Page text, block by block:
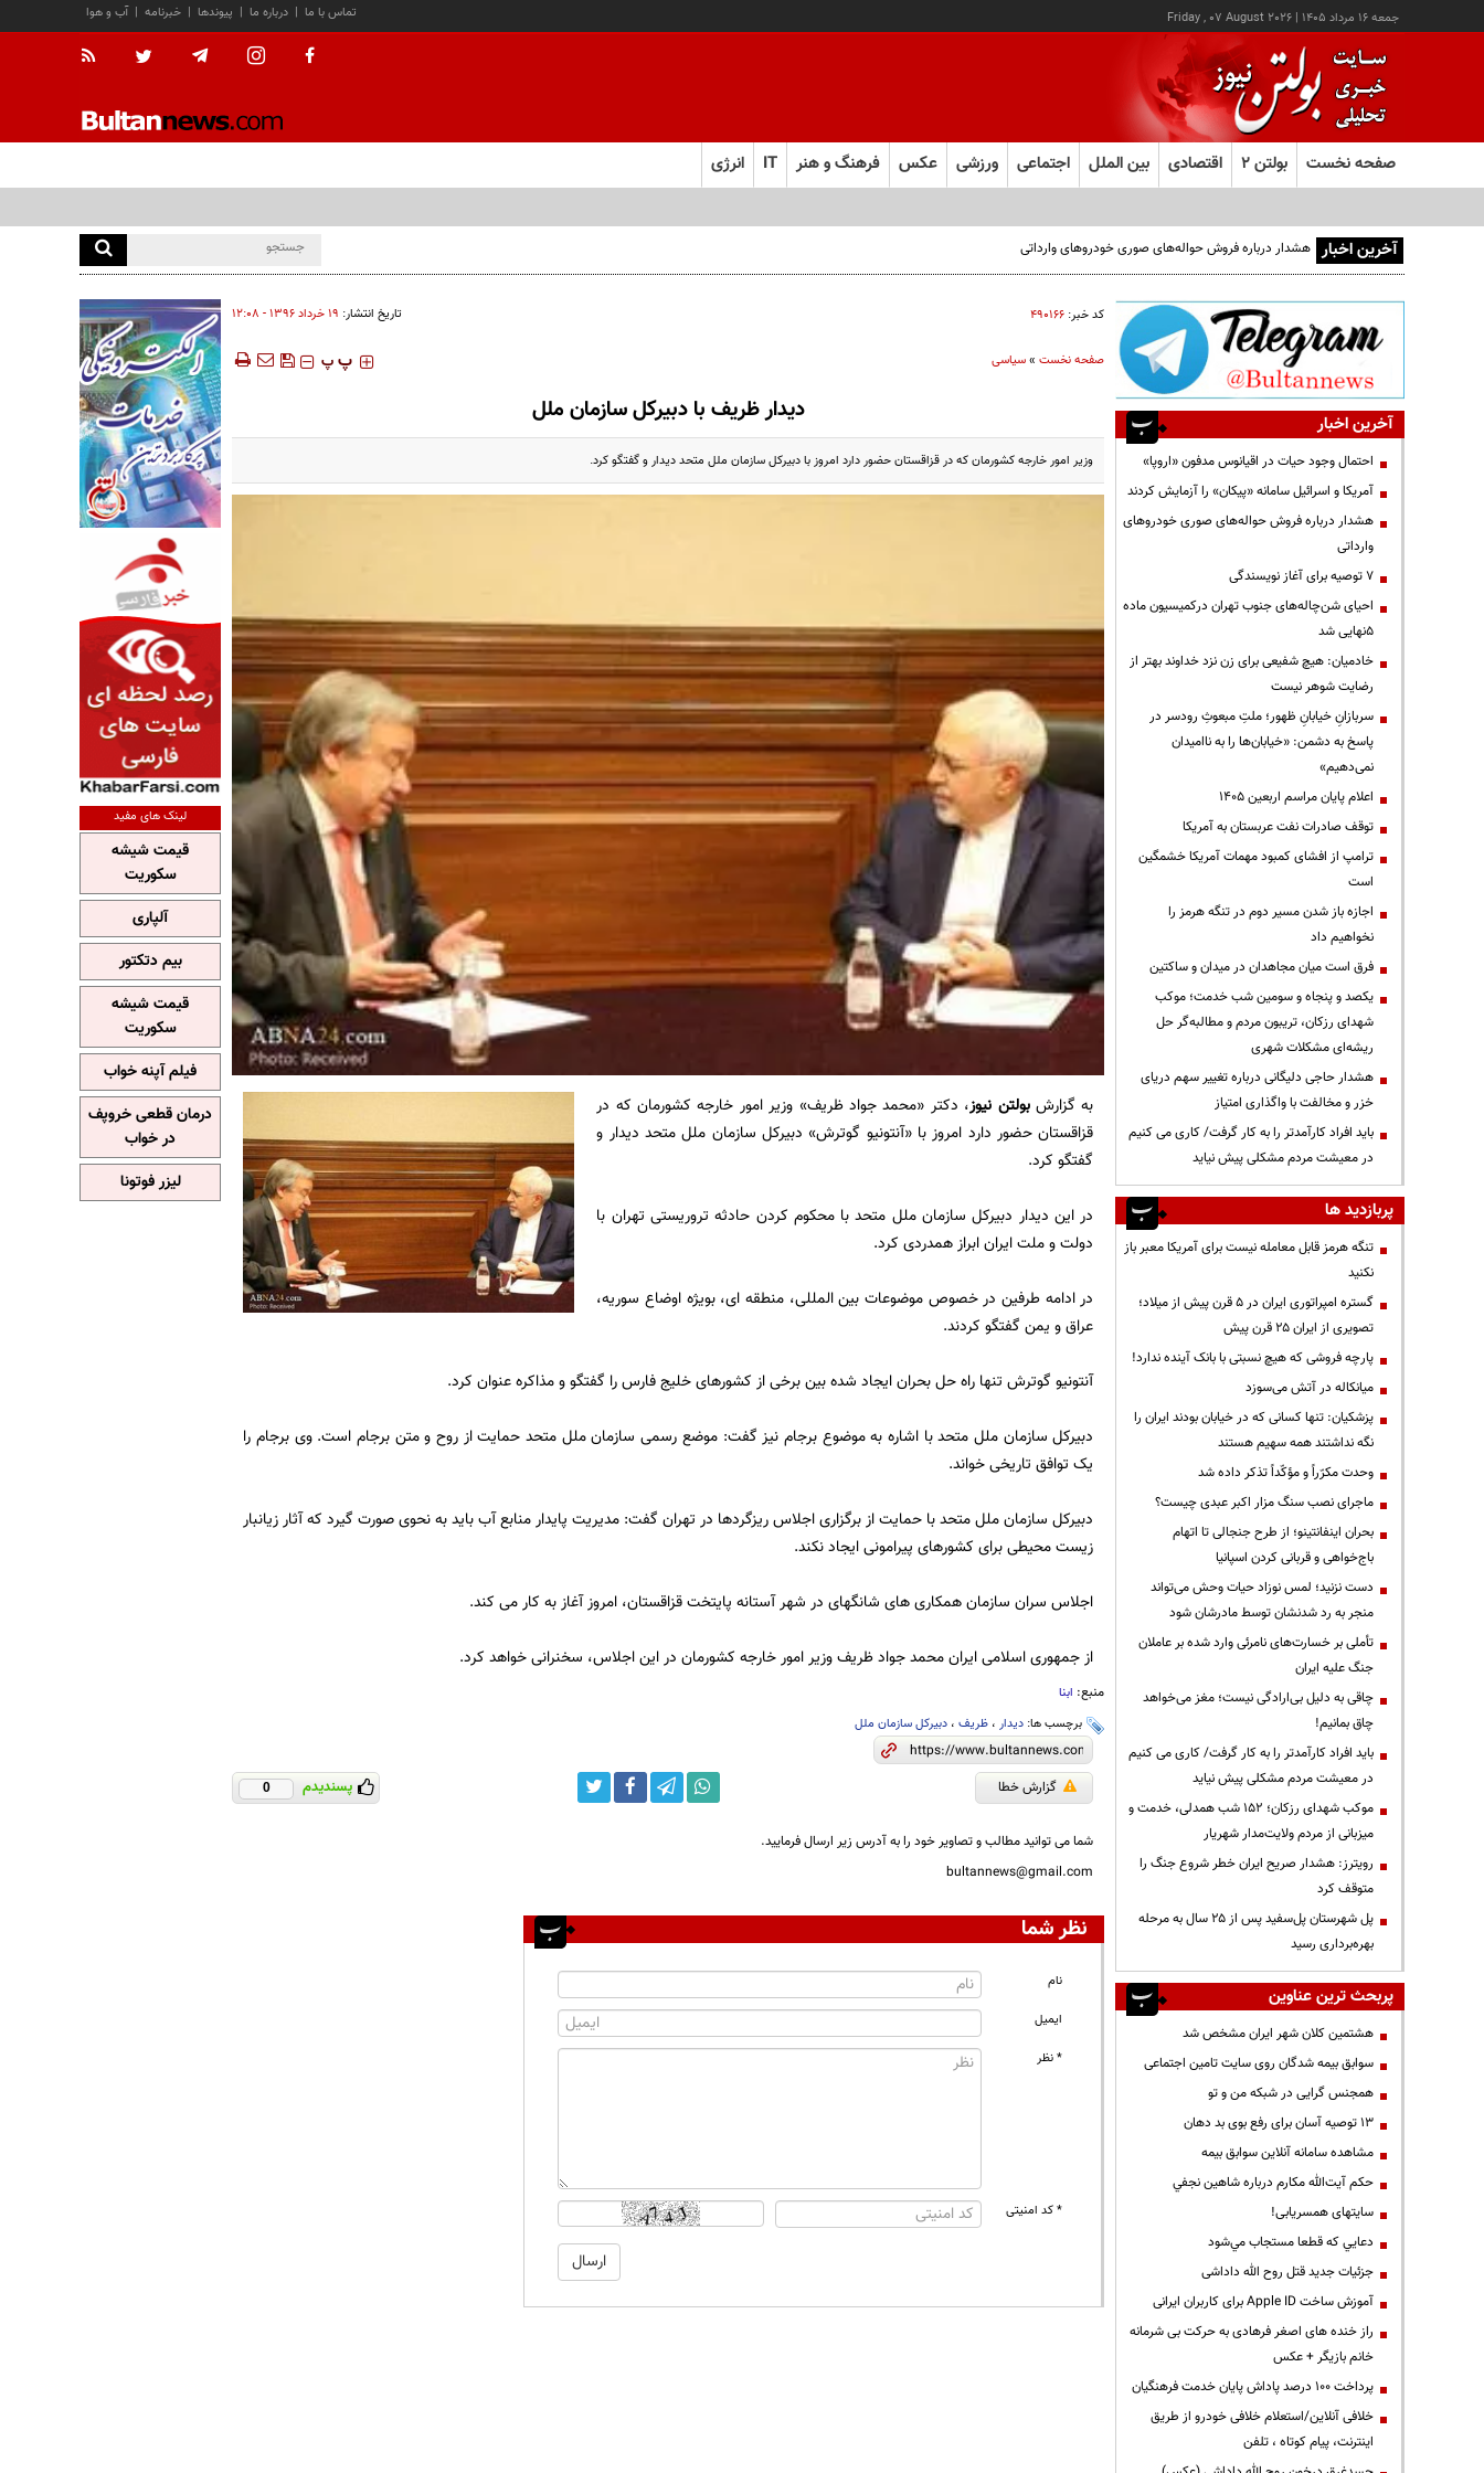
جمعه ۱۶ مرداد ۱۴۰۵ |
Friday , 07 August 2026 آب و هوا | خبرنامه | پیوندها | درباره ما | تماس با ما
صفحه نخست بولتن ۲ اقتصادی بین الملل اجتماعی ورزشی عکس فرهنگ و هنر IT انرژی
آخرین اخبار هشدار درباره فروش حواله‌های صوری خودروهای وارداتی
کد خبر: ۴۹۰۱۶۶ تاریخ انتشار: ۱۹ خرداد ۱۳۹۶ - ۱۲:۰۸
صفحه نخست»سیاسی ‍‍‍ پ پ
دیدار ظریف با دبیرکل سازمان ملل
وزیر امور خارجه کشورمان که در قزاقستان حضور دارد امروز با دبیرکل سازمان ملل متحد دیدار و گفتگو کرد.
به گزارشبولتن نیوز، دکتر «محمد جواد ظریف» وزیر امور خارجه کشورمان که در
قزاقستان حضور دارد امروز با «آنتونیو گوترش» دبیرکل سازمان ملل متحد دیدار و
گفتگو کرد.
در این دیدار دبیرکل سازمان ملل متحد با محکوم کردن حادثه تروریستی تهران با
دولت و ملت ایران ابراز همدردی کرد.
در ادامه طرفین در خصوص موضوعات بین المللی، منطقه ای، بویژه اوضاع سوریه،
عراق و یمن گفتگو کردند.
آنتونیو گوترش تنها راه حل بحران ایجاد شده بین برخی از کشورهای خلیج فارس را گفتگو و مذاکره عنوان کرد.
دبیرکل سازمان ملل متحد با اشاره به موضوع برجام نیز گفت: موضع رسمی سازمان ملل متحد حمایت از روح و متن برجام است. وی برجام را
یک توافق تاریخی خواند.
دبیرکل سازمان ملل متحد با حمایت از برگزاری اجلاس ریزگردها در تهران گفت: مدیریت پایدار منابع آب باید به نحوی صورت گیرد که آثار زیانبار
زیست محیطی برای کشورهای پیرامونی ایجاد نکند.
اجلاس سران سازمان همکاری های شانگهای در شهر آستانه پایتخت قزاقستان، امروز آغاز به کار می کند.
از جمهوری اسلامی ایران محمد جواد ظریف وزیر امور خارجه کشورمان در این اجلاس، سخنرانی خواهد کرد.
منبع: ابنا
برچسب ها: دیدار، ظریف، دبیرکل سازمان ملل
گزارش خطا پسندیدم 0
شما می توانید مطالب و تصاویر خود را به آدرس زیر ارسال فرمایید.
bultannews@gmail.com
نظر شما
نام
ایمیل
* نظر
* کد امنیتی
آخرین اخبار
احتمال وجود حیات در اقیانوس مدفون «اروپا»
آمریکا و اسرائیل سامانه «پیکان» را آزمایش کردند
هشدار درباره فروش حواله‌های صوری خودروهای
وارداتی
۷ توصیه برای آغاز نویسندگی
احیای شن‌چاله‌های جنوب تهران درکمیسیون ماده
۵نهایی شد
خادمیان: هیچ شفیعی برای زن نزد خداوند بهتر از
رضایت شوهر نیست
سربازانِ خیابانِ ظهور؛ ملتِ مبعوثِ رودسر در
پاسخ به دشمن: «خیابان‌ها را به ناامیدان
نمی‌دهیم»
اعلام پایان مراسم اربعین ۱۴۰۵
توقف صادرات نفت عربستان به آمریکا
ترامپ از افشای کمبود مهمات آمریکا خشمگین
است
اجازه باز شدن مسیر دوم در تنگه هرمز را
نخواهیم داد
فرق است میان مجاهدان در میدان و ساکتین
یکصد و پنجاه و سومین شب خدمت؛ موکب
شهدای رزکان، تریبون مردم و مطالبه‌گر حل
ریشه‌ای مشکلات شهری
هشدار حاجی دلیگانی درباره تغییر سهم دریای
خزر و مخالفت با واگذاری امتیاز
باید افراد کارآمدتر را به کار گرفت/ کاری می کنیم
در معیشت مردم مشکلی پیش نیاید
پربازدید ها
تنگه هرمز قابل معامله نیست برای آمریکا معبر باز
نکنید
گستره امپراتوری ایران در ۵ قرن پیش از میلاد؛
تصویری از ایران ۲۵ قرن پیش
پارچه فروشی که هیچ نسبتی با بانک آینده ندارد!
میانکاله در آتش می‌سوزد
پزشکیان: تنها کسانی که در خیابان بودند ایران را
نگه نداشتند همه سهیم هستند
وحدت مکرّراً و مؤکّداً تذکر داده شد
ماجرای نصب سنگ مزار اکبر عبدی چیست؟
بحران اینفانتینو؛ از طرح جنجالی تا اتهام
باج‌خواهی و قربانی کردن اسپانیا
دست نزنید؛ لمس نوزاد حیات وحش می‌تواند
منجر به رد شدنشان توسط مادرشان شود
تأملی بر خسارت‌های نامرئی وارد شده بر عاملان
جنگ علیه ایران
چاقی به دلیل بی‌ارادگی نیست؛ مغز می‌خواهد
چاق بمانیم!
باید افراد کارآمدتر را به کار گرفت/ کاری می کنیم
در معیشت مردم مشکلی پیش نیاید
موکب شهدای رزکان؛ ۱۵۲ شب همدلی، خدمت و
میزبانی از مردم ولایت‌مدار شهریار
رویترز: هشدار صریح ایران خطر شروع جنگ را
متوقف کرد
پل شهرستان پل‌سفید پس از ۲۵ سال به مرحله
بهره‌برداری رسید
پربحث ترین عناوین
هشتمین کلان شهر ایران مشخص شد
سوابق بیمه شدگان روی سایت تامین اجتماعی
همجنس گرایی در شبکه من و تو
13 توصیه آسان برای رفع بوی بد دهان
مشاهده سامانه آنلاين سوابق بیمه
حكم آيت‌الله مكارم درباره شاهين نجفي
سایتهای همسریابی!
دعايي كه قطعا مستجاب مي‌شود
جزئیات جدید قتل روح الله داداشی
آموزش ساخت Apple ID برای کاربران ایرانی
راز خنده های اصغر فرهادی به حرکت بی شرمانه
خانم بازیگر + عکس
پرداخت ۱۰۰ درصد پاداش پایان خدمت فرهنگیان
خلافی آنلاین/استعلام خلافی خودرو از طریق
اینترنت، پیام کوتاه ، تلفن
لینک های مفید
قیمت شیشه
سکوریت
آلپاری
بیم دتکتور
قیمت شیشه
سکوریت
فیلم آپنه خواب
درمان قطعی خروپف
در خواب
لیزر فوتونا